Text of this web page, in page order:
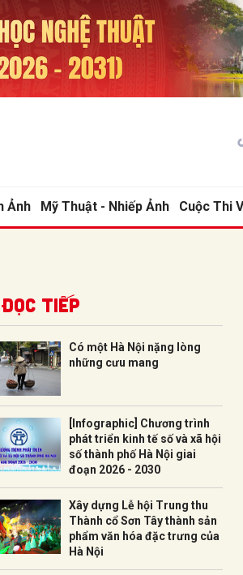
Ảnh Mỹ Thuật - Nhiếp Ảnh Cuộc Thi
Đọc tiếp
Có một Hà Nội nặng lòng
những cưu mang
[Infographic] Chương trình
phát triển kinh tế số và xã hội
số thành phố Hà Nội giai
đoạn 2026 - 2030
Xây dựng Lễ hội Trung thu
Thành cổ Sơn Tây thành sản
phẩm văn hóa đặc trưng của
Hà Nội